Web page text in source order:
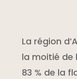
La région
la moitié de
83 % de la